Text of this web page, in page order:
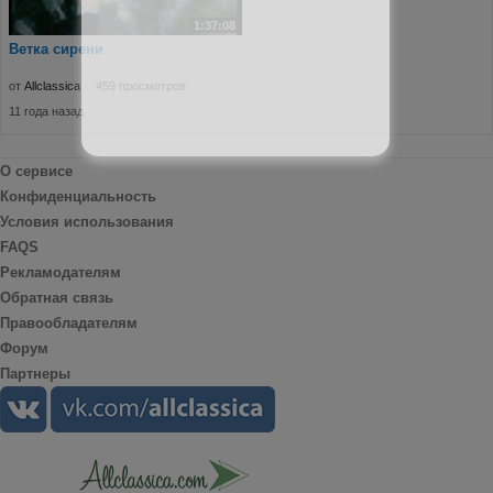
1:37:08
Ветка сирени
от Allclassica
459 просмотров
11 года назад
О сервисе
Конфиденциальность
Условия использования
FAQS
Рекламодателям
Обратная связь
Правообладателям
Форум
Партнеры